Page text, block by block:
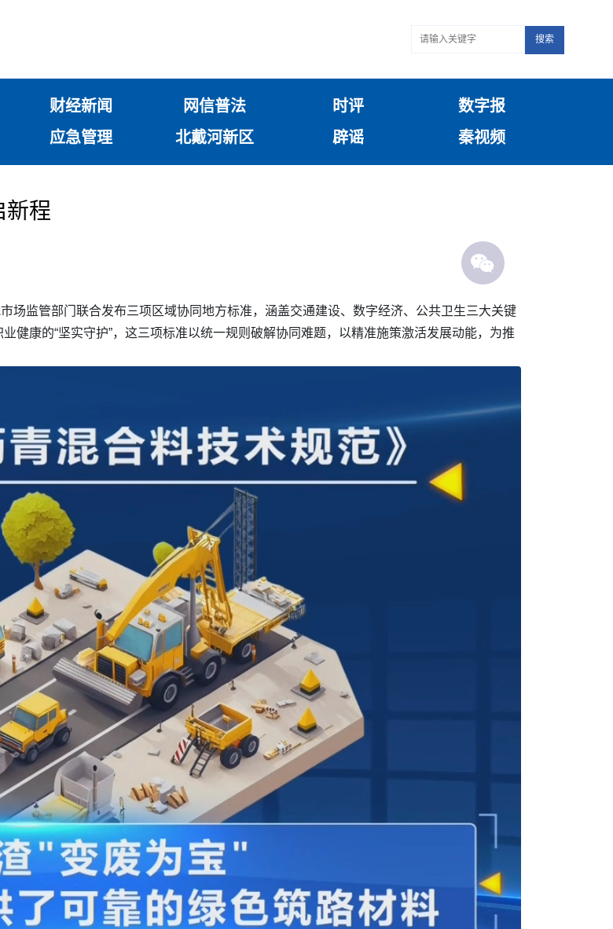
搜索
财经新闻 网信普法 时评
数字报
应急管理 北戴河新区 辟谣 秦视频
新程
场监管部门联合发布三项区域协同地方标准，涵盖交通建设、数字经济、公共卫生三大关键
健康的“坚实守护”，这三项标准以统一规则破解协同难题，以精准施策激活发展动能，为推